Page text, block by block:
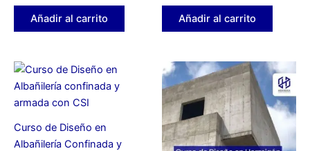
Añadir al carrito Añadir al carrito
Curso de Diseño en
Albañilería Confinada y